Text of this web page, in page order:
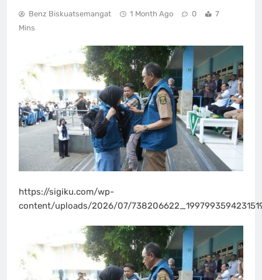
Benz Biskuatsemangat 1 Month Ago 0
7
Mins
https://sigiku.com/wp-
content/uploads/2026/07/